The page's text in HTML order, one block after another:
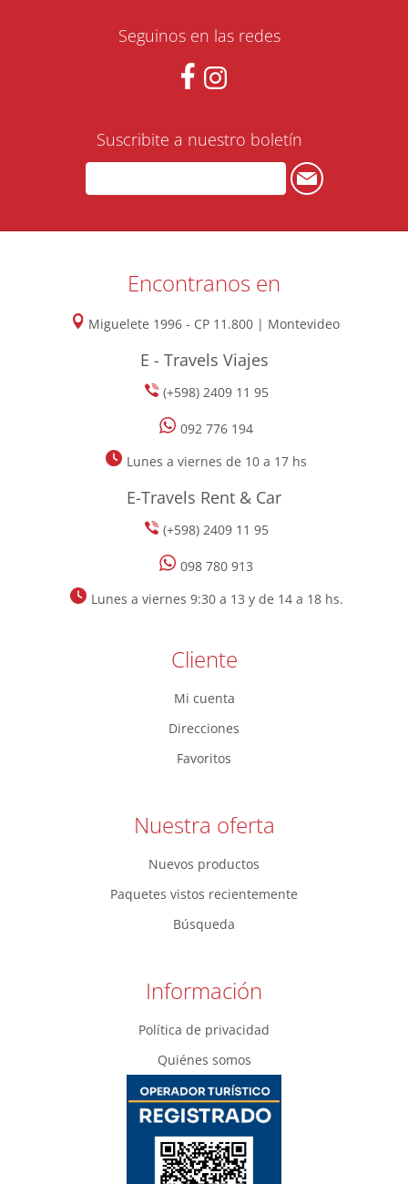
Seguinos en las redes
Suscribite a nuestro boletín
Encontranos en
Miguelete 1996 - CP 11.800 | Montevideo
E - Travels Viajes
(+598) 2409 11 95
092 776 194
Lunes a viernes de 10 a 17 hs
E-Travels Rent & Car
(+598) 2409 11 95
098 780 913
Lunes a viernes 9:30 a 13 y de 14 a 18 hs.
Cliente
Mi cuenta
Direcciones
Favoritos
Nuestra oferta
Nuevos productos
Paquetes vistos recientemente
Búsqueda
Información
Política de privacidad
Quiénes somos